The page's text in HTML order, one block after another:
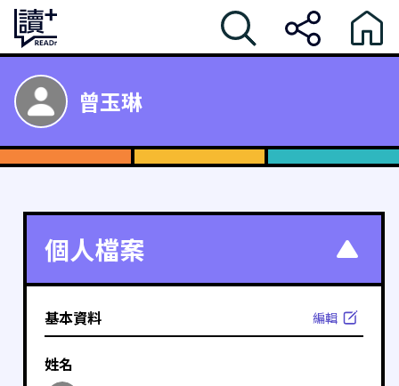
曾玉琳
個人檔案
基本資料 編輯
姓名